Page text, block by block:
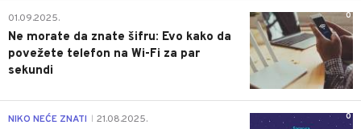
0
01.09.2025.
Ne morate da znate šifru: Evo kako da
povežete telefon na Wi-Fi za par
sekundi
0
NIKO NEĆE ZNATI 21.08.2025.